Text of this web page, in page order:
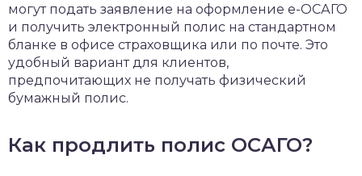
могут подать заявление на оформление е-ОСАГО
и получить электронный полис на стандартном
бланке в офисе страховщика или по почте. Это
удобный вариант для клиентов,
предпочитающих не получать физический
бумажный полис.
Как продлить полис ОСАГО?